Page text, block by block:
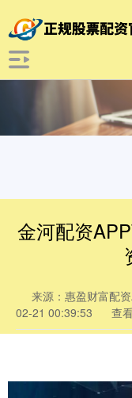
金河配资
来源：惠盈财富配
02-21 00:39:53
查